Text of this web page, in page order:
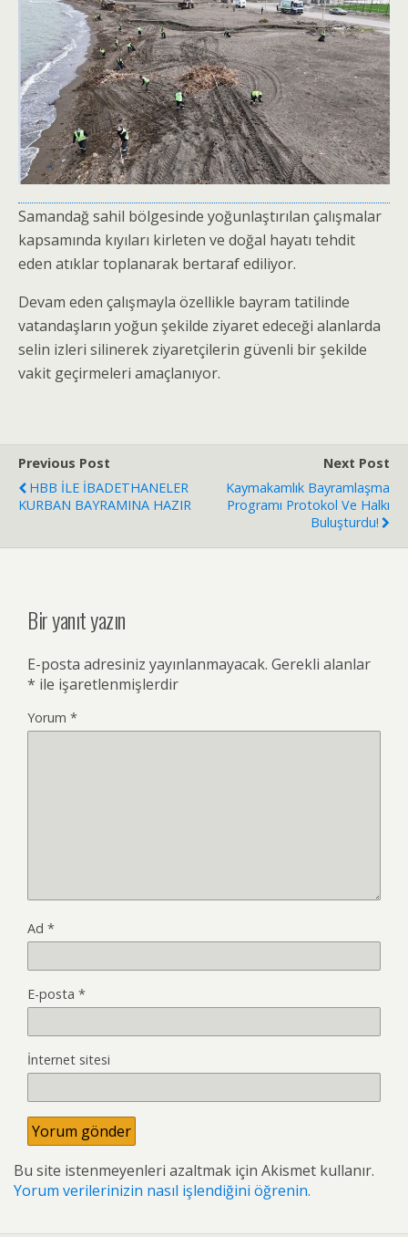
Samandağ sahil bölgesinde yoğunlaştırılan çalışmalar
kapsamında kıyıları kirleten ve doğal hayatı tehdit
eden atıklar toplanarak bertaraf ediliyor.
Devam eden çalışmayla özellikle bayram tatilinde
vatandaşların yoğun şekilde ziyaret edeceği alanlarda
selin izleri silinerek ziyaretçilerin güvenli bir şekilde
vakit geçirmeleri amaçlanıyor.
Previous Post
HBB İLE İBADETHANELER
KURBAN BAYRAMINA HAZIR
Next Post
Kaymakamlık Bayramlaşma
Programı Protokol Ve Halkı
Buluşturdu!
Bir yanıt yazın
E-posta adresiniz yayınlanmayacak. Gerekli alanlar
* ile işaretlenmişlerdir
Yorum *
Ad *
E-posta *
İnternet sitesi
Bu site istenmeyenleri azaltmak için Akismet kullanır.
Yorum verilerinizin nasıl işlendiğini öğrenin.